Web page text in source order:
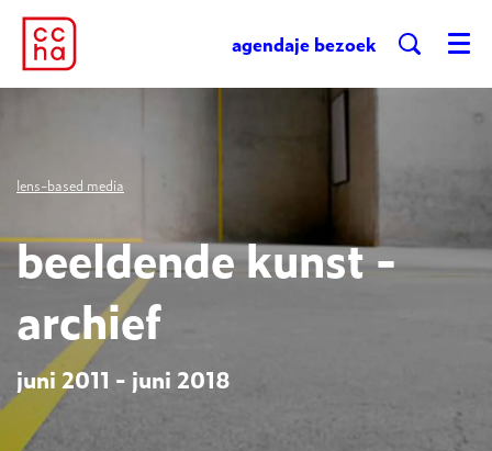
agendaje bezoek Menu
lens-based media
beeldende kunst -
archief
juni 2011 - juni 2018